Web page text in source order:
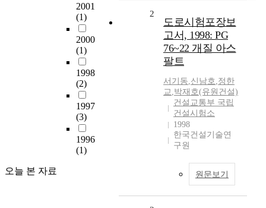
2001
(1)
2000
(1)
1998
(2)
1997
(3)
1996
(1)
오늘 본 자료
2
도로시험포장보
고서, 1998: PG
76~22 개질 아스
팔트
서기동,신남호,정한
교,박재호(유원건설)
건설교통부 국립
건설시험소
1998
한국건설기술연
구원
원문보기